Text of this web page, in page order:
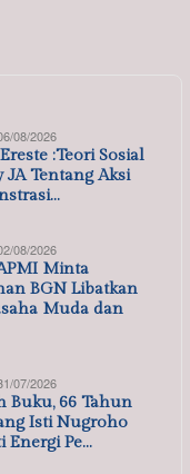
08/2026
:Teori Sosial
JA Tentang Aksi
08/2026
Minta
BGN Libatkan
Muda dan
07/2026
Buku, 66 Tahun
Isti Nugroho
Energi Pe…